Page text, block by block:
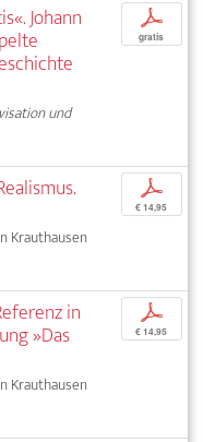
Johann
und
p
gratis
Krauthausen
p
€ 14,95
in
»Das
Krauthausen
p
€ 14,95